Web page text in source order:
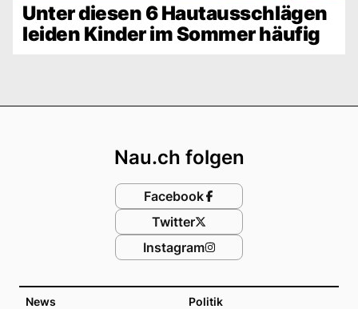
Unter diesen 6 Hautausschlägen
leiden Kinder im Sommer häufig
News Politik
Nau.ch folgen
Facebook
Twitter
Instagram